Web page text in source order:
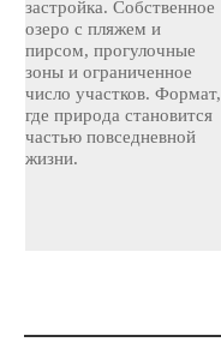
застройка. Собственное
озеро с пляжем и
пирсом, прогулочные
зоны и ограниченное
число участков. Формат,
где природа становится
частью повседневной
жизни.